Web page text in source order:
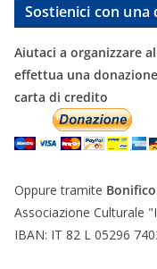
Sostienici con una
Aiutaci a organizzare
effettua una
carta di credito
Oppure tramite
Associazione Culturale
IBAN: IT 82 L 05296